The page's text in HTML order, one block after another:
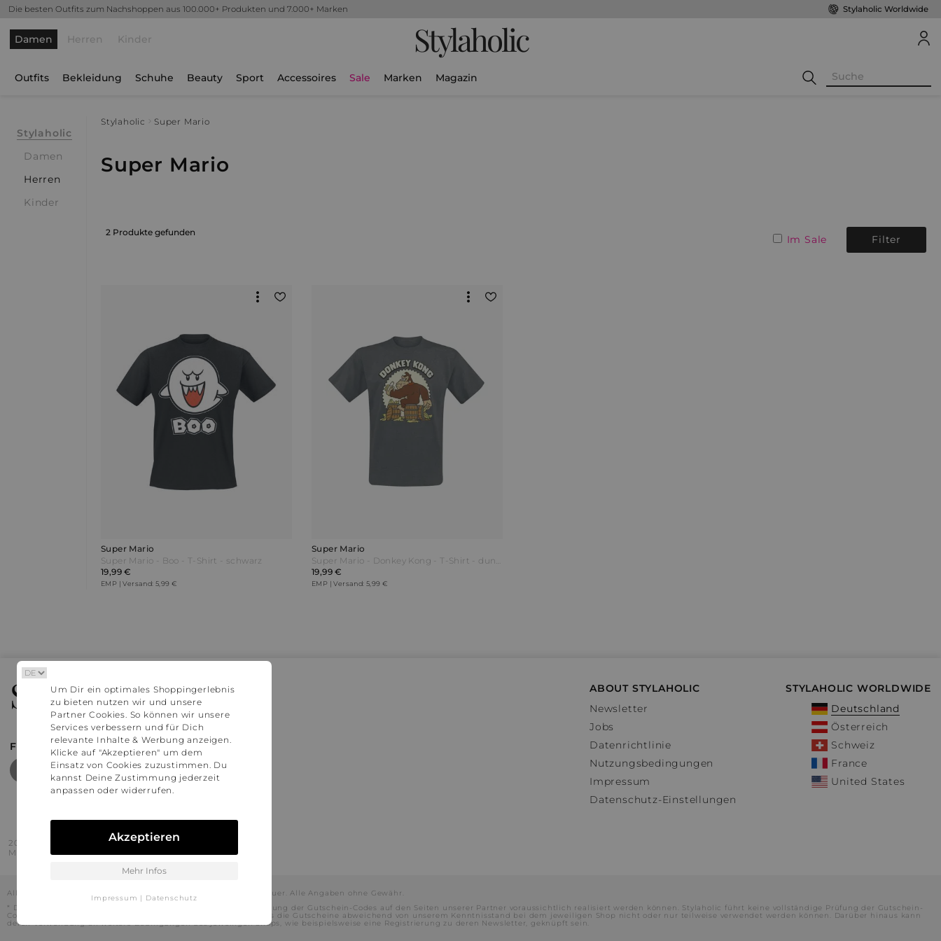
Die besten Outfits zum Nachshoppen aus 100.000+ Produkten und 7.000+ Marken Stylaholic Worldwide
Damen Herren Kinder Stylaholic
Outfits Bekleidung Schuhe Beauty Sport Accessoires Sale Marken Magazin
Stylaholic
Damen
Herren
Kinder
Stylaholic Super Mario
Super Mario
2 Produkte gefunden
Im Sale Filter
Super Mario
Super Mario - Boo - T-Shirt - schwarz
19,99 €
EMP | Versand: 5,99 €
Super Mario
19,99 €
EMP | Versand: 5,99 €
Stylaholic
FIND MORE INSPIRATION
ABOUT STYLAHOLIC
Newsletter
Jobs
Datenrichtlinie
Nutzungsbedingungen
Impressum
Datenschutz-Einstellungen
STYLAHOLIC WORLDWIDE
Deutschland
Österreich
Schweiz
France
United States
2016 - 2026 © Stylaholic.
Made for you with love in munich.
Alle Preise inkl. der jeweils geltenden gesetzlichen Mehrwertsteuer. Alle Angaben ohne Gewähr.
* Die angezeigten Preise beinhalten Rabatte, die durch die Nutzung der Gutschein-Codes auf den Seiten unserer Partner voraussichtlich realisiert werden können. Stylaholic führt keine vollständige Prüfung der Gutschein-
Codes durch und es kann daher in Einzelfällen vorkommen, dass die Gutscheine abweichend von unserem Kenntnisstand bei dem jeweiligen Shop nicht oder nur teilweise verwendet werden können. Darüber hinaus kann
deren Verwendung an weitere Bedingungen des jeweiligen Shops, wie beispielsweise eine Registrierung zu deren Newsletter, geknüpft sein.
Um Dir ein optimales Shoppingerlebnis
zu bieten nutzen wir und unsere
Partner Cookies. So können wir unsere
Services verbessern und für Dich
relevante Inhalte & Werbung anzeigen.
Klicke auf "Akzeptieren" um dem
Einsatz von Cookies zuzustimmen. Du
kannst Deine Zustimmung jederzeit
anpassen oder widerrufen.
Akzeptieren
Mehr Infos
Impressum | Datenschutz